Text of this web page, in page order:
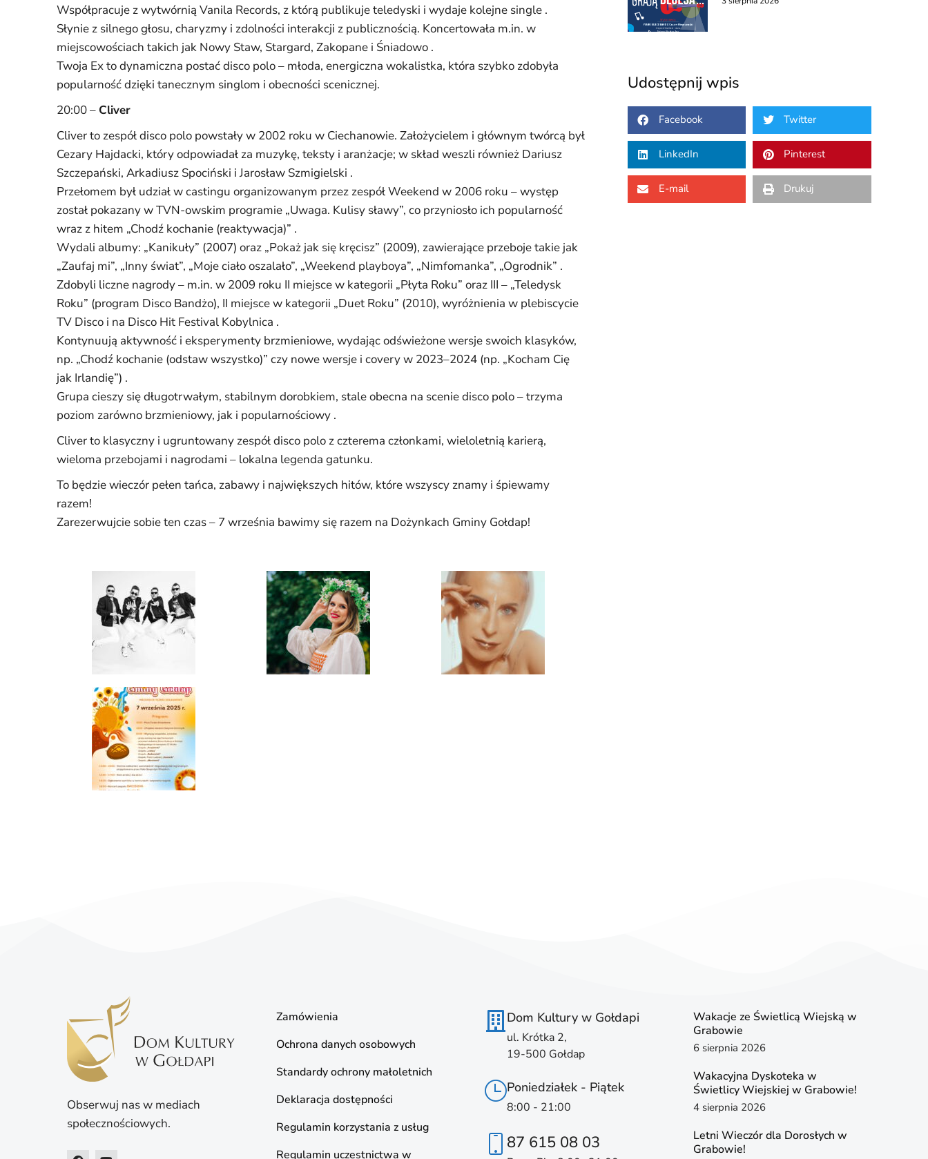
Współpracuje z wytwórnią Vanila Records, z którą publikuje teledyski i wydaje kolejne single .
Słynie z silnego głosu, charyzmy i zdolności interakcji z publicznością. Koncertowała m.in. w
miejscowościach takich jak Nowy Staw, Stargard, Zakopane i Śniadowo .
Twoja Ex to dynamiczna postać disco polo – młoda, energiczna wokalistka, która szybko zdobyła
popularność dzięki tanecznym singlom i obecności scenicznej.
20:00 – Cliver
Cliver to zespół disco polo powstały w 2002 roku w Ciechanowie. Założycielem i głównym twórcą był
Cezary Hajdacki, który odpowiadał za muzykę, teksty i aranżacje; w skład weszli również Dariusz
Szczepański, Arkadiusz Spociński i Jarosław Szmigielski .
Przełomem był udział w castingu organizowanym przez zespół Weekend w 2006 roku – występ
został pokazany w TVN-owskim programie „Uwaga. Kulisy sławy”, co przyniosło ich popularność
wraz z hitem „Chodź kochanie (reaktywacja)” .
Wydali albumy: „Kanikuły” (2007) oraz „Pokaż jak się kręcisz” (2009), zawierające przeboje takie jak
„Zaufaj mi”, „Inny świat”, „Moje ciało oszalało”, „Weekend playboya”, „Nimfomanka”, „Ogrodnik” .
Zdobyli liczne nagrody – m.in. w 2009 roku II miejsce w kategorii „Płyta Roku” oraz III – „Teledysk
Roku” (program Disco Bandżo), II miejsce w kategorii „Duet Roku” (2010), wyróżnienia w plebiscycie
TV Disco i na Disco Hit Festival Kobylnica .
Kontynuują aktywność i eksperymenty brzmieniowe, wydając odświeżone wersje swoich klasyków,
np. „Chodź kochanie (odstaw wszystko)” czy nowe wersje i covery w 2023–2024 (np. „Kocham Cię
jak Irlandię”) .
Grupa cieszy się długotrwałym, stabilnym dorobkiem, stale obecna na scenie disco polo – trzyma
poziom zarówno brzmieniowy, jak i popularnościowy .
Cliver to klasyczny i ugruntowany zespół disco polo z czterema członkami, wieloletnią karierą,
wieloma przebojami i nagrodami – lokalna legenda gatunku.
To będzie wieczór pełen tańca, zabawy i największych hitów, które wszyscy znamy i śpiewamy
razem!
Zarezerwujcie sobie ten czas – 7 września bawimy się razem na Dożynkach Gminy Gołdap!
Udostępnij wpis
Facebook Twitter
LinkedIn Pinterest
E-mail Drukuj
Obserwuj nas w mediach
społecznościowych.
Zamówienia
Ochrona danych osobowych
Standardy ochrony małoletnich
Deklaracja dostępności
Regulamin korzystania z usług
Regulamin uczestnictwa w
Dom Kultury w Gołdapi
ul. Krótka 2,
19-500 Gołdap
Poniedziałek - Piątek
8:00 - 21:00
87 615 08 03
Wakacje ze Świetlicą Wiejską w
Grabowie
6 sierpnia 2026
Wakacyjna Dyskoteka w
Świetlicy Wiejskiej w Grabowie!
4 sierpnia 2026
Letni Wieczór dla Dorosłych w
Grabowie!